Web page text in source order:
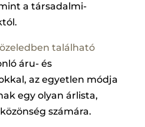
a társadalmi-
található
áru- és
az egyetlen módja
egy olyan árlista,
számára.